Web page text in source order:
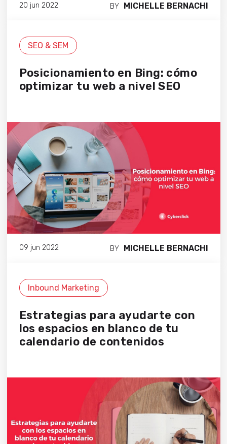
20 jun 2022 BY MICHELLE BERNACHI
SEO & SEM
Posicionamiento en Bing: cómo
optimizar tu web a nivel SEO
09 jun 2022 BY MICHELLE BERNACHI
Inbound Marketing
Estrategias para ayudarte con
los espacios en blanco de tu
calendario de contenidos